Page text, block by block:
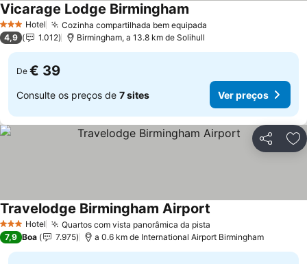
3 EstrelasHotel Cozinha compartilhada bem equipada
Vicarage Lodge Birmingham
4,9 1.012 Birmingham, a 13.8 km de Solihull
De € 39
Consulte os preços de 7 sites Ver preços
Partilhar
3 EstrelasHotel Quartos com vista panorâmica da pista
Travelodge Birmingham Airport
7,9 Boa 7.975 a 0.6 km de International Airport Birmingham